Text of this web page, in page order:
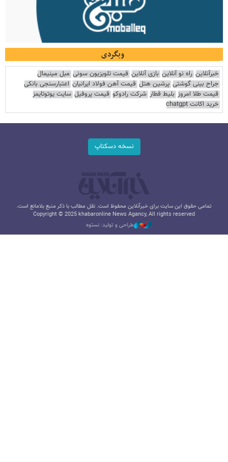
وبگردی
خبرآنلاین راه نو آنلاین بازی آنلاین قیمت تلویزیون سونی مبل مینیمال
جراح بینی گوشتی پرشین هتل قیمت آهن فولاد ایرانیان اعتبارسنجی بانکی
قیمت طلا امروز بلیط قطار شرکت رادوکو قیمت پروفیل سایت یوتوتایمز
خرید اکانت chatgpt
نسخه دسکتاپ
تمامی حقوق این سایت برای خبرآنلاین محفوظ است. نقل مطالب با ذکر منبع بلامانع است.
Copyright © 2025 khabaronline News Agancy, All rights reserved
طراحی و تولید: نستوه